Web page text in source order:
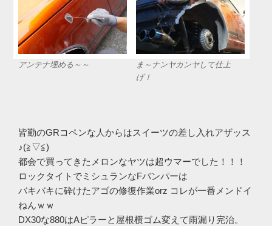
アンテナ埋める～～
ま～ナンヤカンヤして仕上
げ！
皆勤のGRコペンな人からはスイーツの差し入れアザッス
♪(≧▽≦)
都会で買ってきたメロンなヤツは超ウマーでした！！！
ロックタイトでミシュランなFバンパーは
バキバキに砕けたアゴの修復作業orz コレが一番メンドイ
ねんｗｗ
DX30な880はAピラーと屋根横ゴム変えて雨漏り完治。